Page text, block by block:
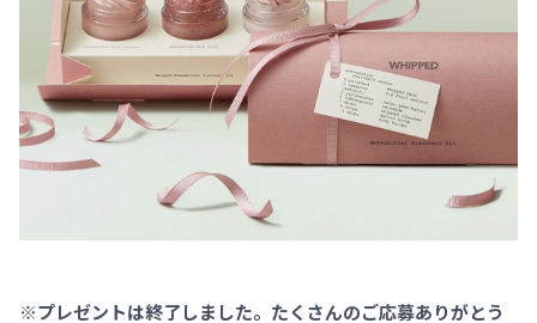
※プレゼントは終了しました。たくさんのご応募ありがとう